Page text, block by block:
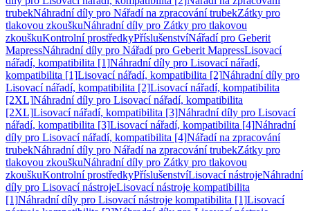
trubekNáhradní díly pro Nářadí na zpracování trubekZátky pro
tlakovou zkouškuNáhradní díly pro Zátky pro tlakovou
zkouškuKontrolní prostředkyPříslušenstvíNářadí pro Geberit
MapressNáhradní díly pro Nářadí pro Geberit MapressLisovací
nářadí, kompatibilita [1]Náhradní díly pro Lisovací nářadí,
kompatibilita [1]Lisovací nářadí, kompatibilita [2]Náhradní díly pro
Lisovací nářadí, kompatibilita [2]Lisovací nářadí, kompatibilita
[2XL]Náhradní díly pro Lisovací nářadí, kompatibilita
[2XL]Lisovací nářadí, kompatibilita [3]Náhradní díly pro Lisovací
nářadí, kompatibilita [3]Lisovací nářadí, kompatibilita [4]Náhradní
díly pro Lisovací nářadí, kompatibilita [4]Nářadí na zpracování
trubekNáhradní díly pro Nářadí na zpracování trubekZátky pro
tlakovou zkouškuNáhradní díly pro Zátky pro tlakovou
zkouškuKontrolní prostředkyPříslušenstvíLisovací nástrojeNáhradní
díly pro Lisovací nástrojeLisovací nástroje kompatibilita
[1]Náhradní díly pro Lisovací nástroje kompatibilita [1]Lisovací